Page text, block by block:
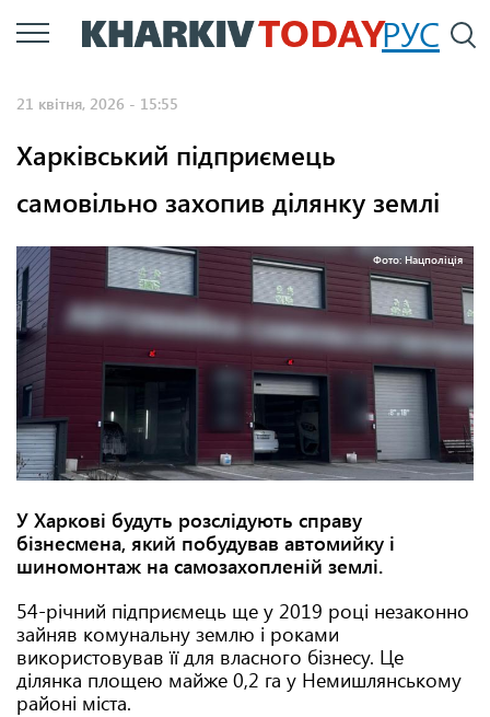
Перейти
до
РУС
21 квітня, 2026 - 15:55
Харківський підприємець
самовільно захопив ділянку землі
Фото: Нацполіція
У Харкові будуть розслідують справу
бізнесмена, який побудував автомийку і
шиномонтаж на самозахопленій землі.
54-річний підприємець ще у 2019 році незаконно
зайняв комунальну землю і роками
використовував її для власного бізнесу. Це
ділянка площею майже 0,2 га у Немишлянському
районі міста.